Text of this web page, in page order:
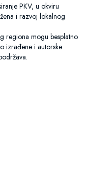
PKV, u okviru
i razvoj lokalnog
regiona mogu besplatno
izrađene i autorske